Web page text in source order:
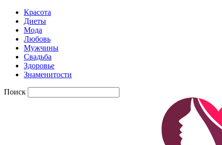
Красота
Диеты
Мода
Любовь
Мужчины
Свадьба
Здоровье
Знаменитости
Поиск